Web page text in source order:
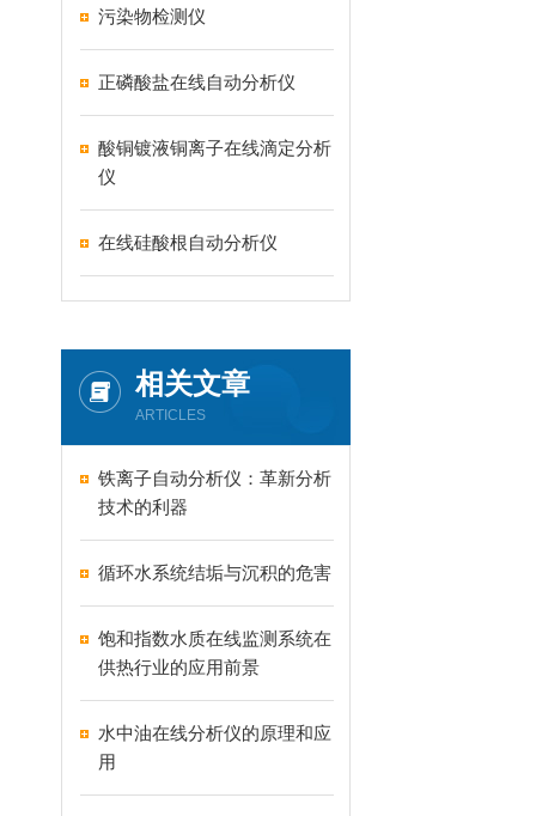
污染物检测仪
正磷酸盐在线自动分析仪
酸铜镀液铜离子在线滴定分析
仪
在线硅酸根自动分析仪
相关文章
ARTICLES
铁离子自动分析仪：革新分析
技术的利器
循环水系统结垢与沉积的危害
饱和指数水质在线监测系统在
供热行业的应用前景
水中油在线分析仪的原理和应
用